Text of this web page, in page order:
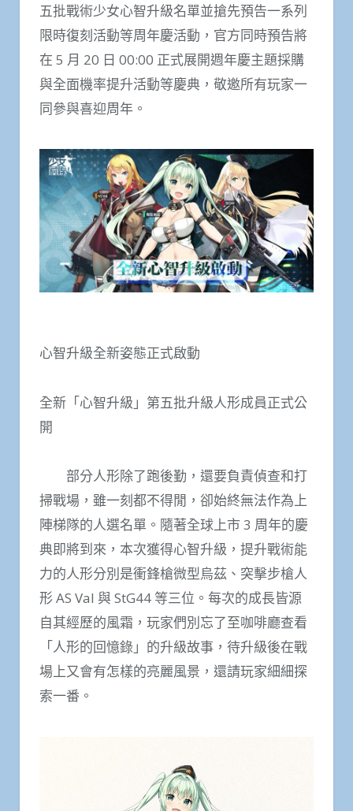
五批戰術少女心智升級名單並搶先預告一系列
限時復刻活動等周年慶活動，官方同時預告將
在 5 月 20 日 00:00 正式展開週年慶主題採購
與全面機率提升活動等慶典，敬邀所有玩家一
同參與喜迎周年。
心智升級全新姿態正式啟動
全新「心智升級」第五批升級人形成員正式公
開
部分人形除了跑後勤，還要負責偵查和打
掃戰場，雖一刻都不得閒，卻始終無法作為上
陣梯隊的人選名單。隨著全球上市 3 周年的慶
典即將到來，本次獲得心智升級，提升戰術能
力的人形分別是衝鋒槍微型烏茲、突擊步槍人
形 AS Val 與 StG44 等三位。每次的成長皆源
自其經歷的風霜，玩家們別忘了至咖啡廳查看
「人形的回憶錄」的升級故事，待升級後在戰
場上又會有怎樣的亮麗風景，還請玩家細細探
索一番。